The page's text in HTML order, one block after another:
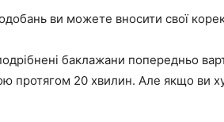
ви можете вносити свої
баклажани попередньо
протягом 20 хвилин. Але якщо ви